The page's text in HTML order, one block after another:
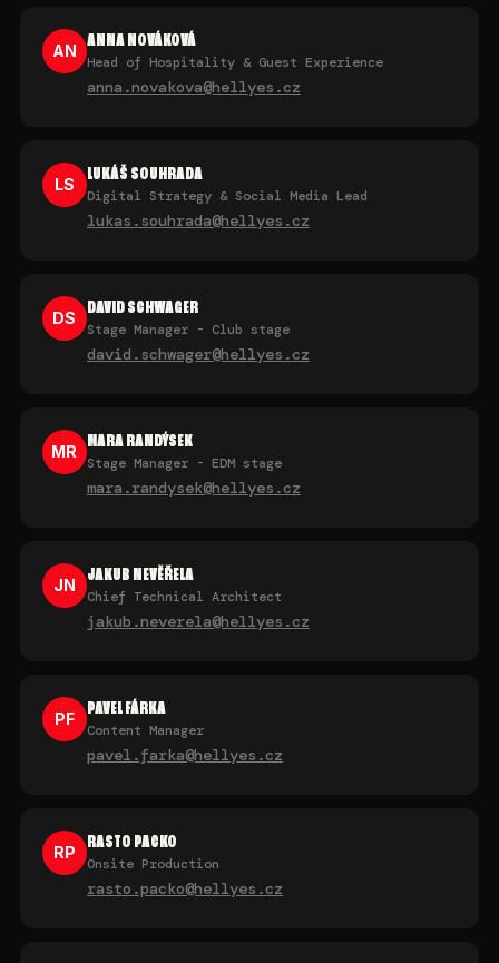
AN
ANNA NOVÁKOVÁ
Head of Hospitality & Guest Experience
anna.novakova@hellyes.cz
LS
LUKÁŠ SOUHRADA
Digital Strategy & Social Media Lead
lukas.souhrada@hellyes.cz
DS
DAVID SCHWAGER
Stage Manager - Club stage
david.schwager@hellyes.cz
MR
MARA RANDÝSEK
Stage Manager - EDM stage
mara.randysek@hellyes.cz
JN
JAKUB NEVĚŘELA
Chief Technical Architect
jakub.neverela@hellyes.cz
PF
PAVEL FÁRKA
Content Manager
pavel.farka@hellyes.cz
RP
RASTO PACKO
Onsite Production
rasto.packo@hellyes.cz